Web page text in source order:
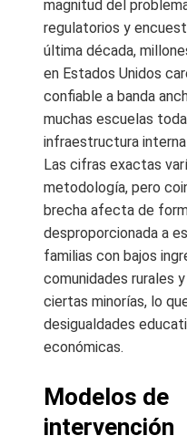
magnitud del
regulatorios y
última década,
en Estados Unidos
confiable a banda
muchas escuelas
infraestructura
Las cifras exactas
metodología, pero
brecha afecta de
desproporcionada a
familias con bajos
comunidades rurales
ciertas minorías, lo
desigualdades
económicas.
Modelos de
intervención